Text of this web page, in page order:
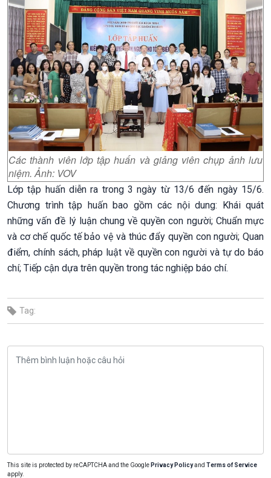
Các thành viên lớp tập huấn và giảng viên chụp ảnh lưu
niệm. Ảnh: VOV
Lớp tập huấn diễn ra trong 3 ngày từ 13/6 đến ngày 15/6.
Chương trình tập huấn bao gồm các nội dung: Khái quát
những vấn đề lý luận chung về quyền con người; Chuẩn mực
và cơ chế quốc tế bảo vệ và thúc đẩy quyền con người; Quan
điểm, chính sách, pháp luật về quyền con người và tự do báo
chí; Tiếp cận dựa trên quyền trong tác nghiệp báo chí.
Tag:
This site is protected by reCAPTCHA and the Google Privacy Policyand Terms of Service
apply.